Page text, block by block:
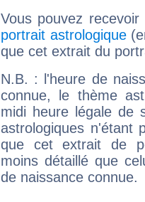
Vous pouvez
portrait astrologique
que cet extrait du
N.B. : l'heure de
connue, le thème
midi heure légale de
astrologiques n'étant
que cet extrait de
moins détaillé que
de naissance connue.